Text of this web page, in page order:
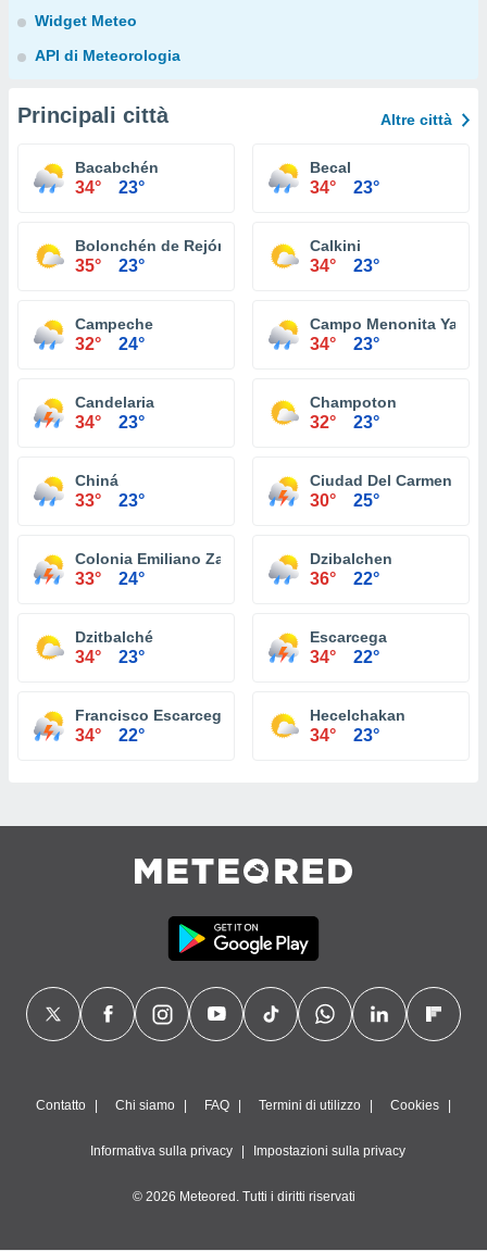
Widget Meteo
API di Meteorologia
Principali città Altre città
Bacabchén
34° 23°
Becal
34° 23°
Bolonchén de Rejón
35° 23°
Calkini
34° 23°
Campeche
32° 24°
Campo Menonita
34° 23°
Candelaria
34° 23°
Champoton
32° 23°
Chiná
33° 23°
Ciudad Del Carmen
30° 25°
Colonia Emiliano Zapata
33° 24°
Dzibalchen
36° 22°
Dzitbalché
34° 23°
Escarcega
34° 22°
Francisco Escarcega
34° 22°
Hecelchakan
34° 23°
Contatto Chi siamo FAQ Termini di utilizzo Cookies
Informativa sulla privacy Impostazioni sulla privacy
© 2026 Meteored. Tutti i diritti riservati